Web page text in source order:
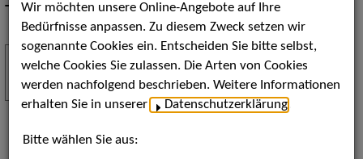
Termine
Stuttgart Street Art
Kunst, Live-Acts und Aktionen für Kinder und
Familien. Die Stuttgart Street Art verwandelt den
eine große Open-Air-Bühne voller Akrobatik, Tanz,
18
JUL
Wir möchten unsere Online-Angebote auf Ihre
Bedürfnisse anpassen. Zu diesem Zweck setzen wir
sogenannte Cookies ein. Entscheiden Sie bitte selbst,
welche Cookies Sie zulassen. Die Arten von Cookies
werden nachfolgend beschrieben. Weitere Informationen
erhalten Sie in unserer
Datenschutzerklärung
Bitte wählen Sie aus: